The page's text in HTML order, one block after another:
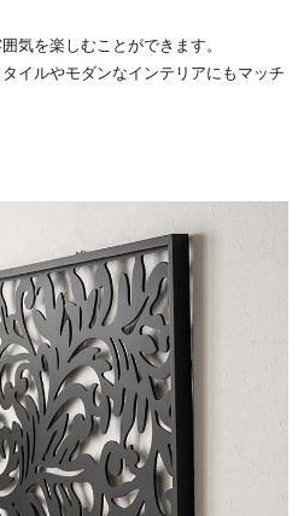
気を楽しむことができます。
イルやモダンなインテリアにもマッチ